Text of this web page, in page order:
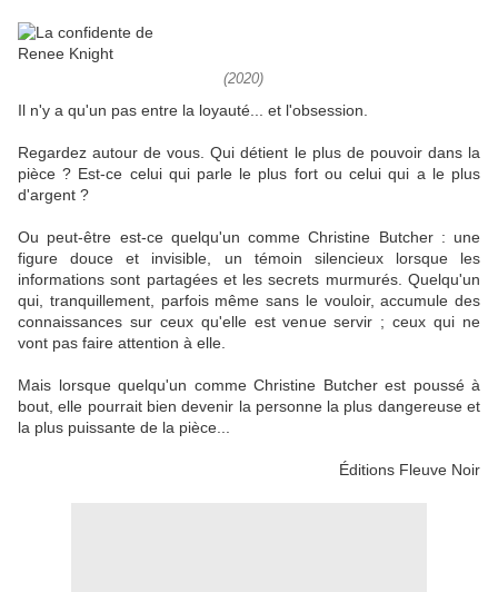
(2020)
Il n'y a qu'un pas entre la loyauté... et l'obsession.
Regardez autour de vous. Qui détient le plus de pouvoir dans la
pièce ? Est-ce celui qui parle le plus fort ou celui qui a le plus
d'argent ?
Ou peut-être est-ce quelqu'un comme Christine Butcher : une
figure douce et invisible, un témoin silencieux lorsque les
informations sont partagées et les secrets murmurés. Quelqu'un
qui, tranquillement, parfois même sans le vouloir, accumule des
connaissances sur ceux qu'elle est venue servir ; ceux qui ne
vont pas faire attention à elle.
Mais lorsque quelqu'un comme Christine Butcher est poussé à
bout, elle pourrait bien devenir la personne la plus dangereuse et
la plus puissante de la pièce...
Éditions Fleuve Noir